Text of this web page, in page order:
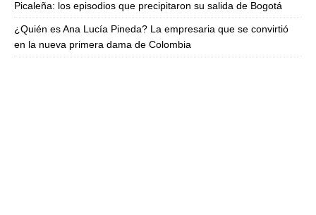
Picaleña: los episodios que precipitaron su salida de Bogotá
¿Quién es Ana Lucía Pineda? La empresaria que se convirtió
en la nueva primera dama de Colombia